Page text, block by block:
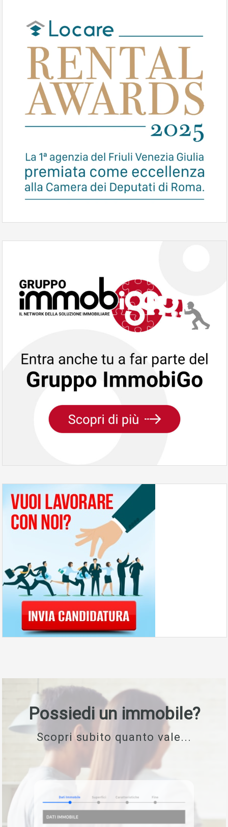
Possiedi un immobile?
Scopri subito quanto vale...